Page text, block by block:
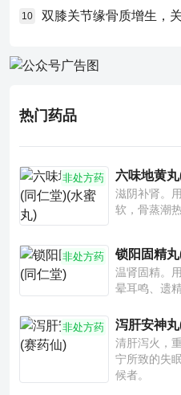
10 双膝关节缘骨质增生，
热门药品
非处方药 六味地黄
滋阴补肾。
软，骨蒸潮
非处方药 锁阳固精
温肾固精。
晕耳鸣、遗精
非处方药 泻肝安神
清肝泻火，
宁所致的失
候者。